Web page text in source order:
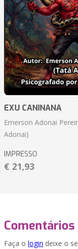
EXU CANINANA
Emerson Adonai
Adonai)
IMPRESSO
€ 21,93
Comentários
Faça o login deixe o